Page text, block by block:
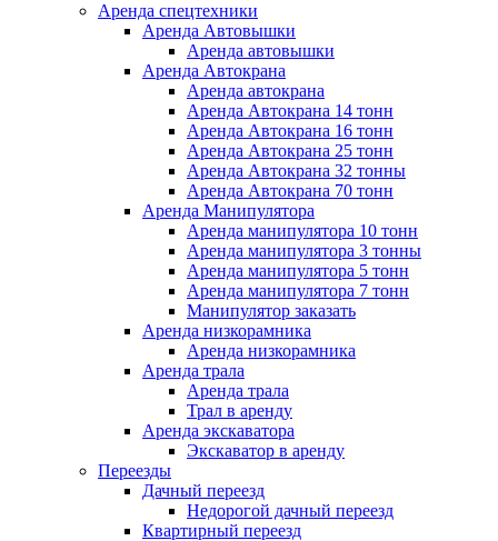
Аренда спецтехники
Аренда Автовышки
Аренда автовышки
Аренда Автокрана
Аренда автокрана
Аренда Автокрана 14 тонн
Аренда Автокрана 16 тонн
Аренда Автокрана 25 тонн
Аренда Автокрана 32 тонны
Аренда Автокрана 70 тонн
Аренда Манипулятора
Аренда манипулятора 10 тонн
Аренда манипулятора 3 тонны
Аренда манипулятора 5 тонн
Аренда манипулятора 7 тонн
Манипулятор заказать
Аренда низкорамника
Аренда низкорамника
Аренда трала
Аренда трала
Трал в аренду
Аренда экскаватора
Экскаватор в аренду
Переезды
Дачный переезд
Недорогой дачный переезд
Квартирный переезд